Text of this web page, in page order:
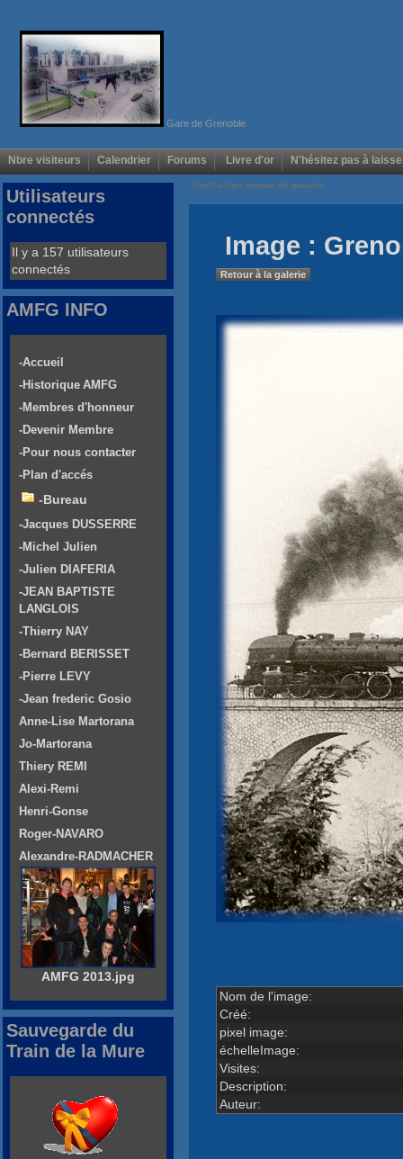
Gare de Grenoble
Nbre visiteurs Calendrier Forums Livre d'or N'hésitez pas à
Voir/Cacher menus de gauche
Image :
Retour à la galerie
Nom de l'image:
Créé:
pixel image:
échelleImage:
Visites:
Description:
Auteur:
Utilisateurs
connectés
Il y a 157 utilisateurs
connectés
AMFG INFO
-Accueil
-Historique AMFG
-Membres d'honneur
-Devenir Membre
-Pour nous contacter
-Plan d'accés
-Bureau
-Jacques DUSSERRE
-Michel Julien
-Julien DIAFERIA
-JEAN BAPTISTE
LANGLOIS
-Thierry NAY
-Bernard BERISSET
-Pierre LEVY
-Jean frederic Gosio
Anne-Lise Martorana
Jo-Martorana
Thiery REMI
Alexi-Remi
Henri-Gonse
Roger-NAVARO
Alexandre-RADMACHER
AMFG 2013.jpg
Sauvegarde du
Train de la Mure